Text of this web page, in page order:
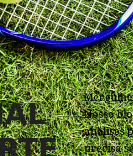
Nosso
análises
precisa